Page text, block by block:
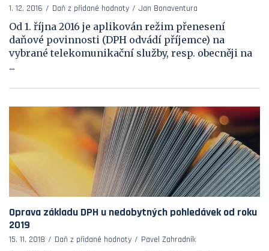
1. 12. 2016 Daň z přidané hodnoty Jan Bonaventura
Od 1. října 2016 je aplikován režim přenesení
daňové povinnosti (DPH odvádí příjemce) na
vybrané telekomunikační služby, resp. obecněji na
...
Oprava základu DPH u nedobytných pohledávek od roku
2019
15. 11. 2018 Daň z přidané hodnoty Pavel Zahradník